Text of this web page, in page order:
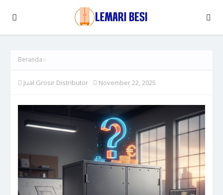
Beranda
Jual Grosir Distributor November 22, 2025